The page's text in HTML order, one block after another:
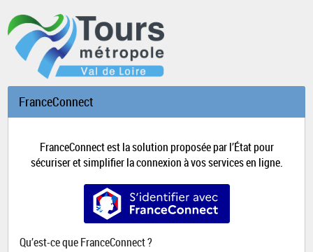
FranceConnect
FranceConnect est la solution proposée par l’État pour
sécuriser et simplifier la connexion à vos services en ligne.
S’identifier avec FranceConnect
Qu’est-ce que FranceConnect ?